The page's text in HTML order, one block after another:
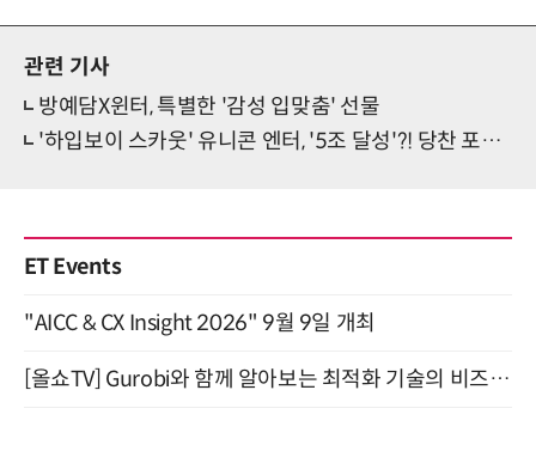
관련 기사
방예담X윈터, 특별한 '감성 입맞춤' 선물
'하입보이 스카웃' 유니콘 엔터, '5조 달성'?! 당찬 포부 눈길
ET Events
"AICC & CX Insight 2026" 9월 9일 개최
[올쇼TV] Gurobi와 함께 알아보는 최적화 기술의 비즈니스 활용 (8월 20일 생방송)